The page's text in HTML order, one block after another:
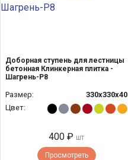
Доборная ступень для лестницы
бетонная Клинкерная плитка -
Шагрень-Р8
Размер:
330х330х40
Цвет:
400 ₽ шт
Просмотреть